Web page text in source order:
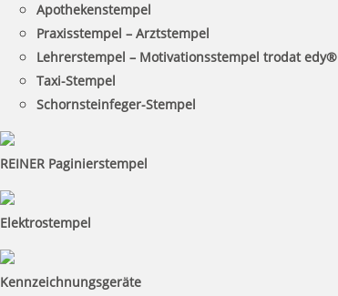
Apothekenstempel
Praxisstempel – Arztstempel
Lehrerstempel – Motivationsstempel trodat edy®
Taxi-Stempel
Schornsteinfeger-Stempel
REINER Paginierstempel
Elektrostempel
Kennzeichnungsgeräte